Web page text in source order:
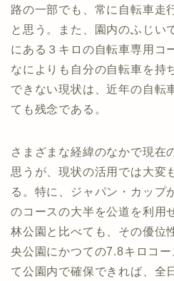
路の一部でも、常に自転車走
と思う。また、園内のふじい
にある３キロの自転車専用コ
なによりも自分の自転車を持
できない現状は、近年の自転
ても残念である。
さまざまな経緯のなかで現在
思うが、現状の活用では大変
る。特に、ジャパン・カップ
のコースの大半を公道を利用
林公園と比べても、その優位
央公園にかつての7.8キロコ
て公園内で確保できれば、全